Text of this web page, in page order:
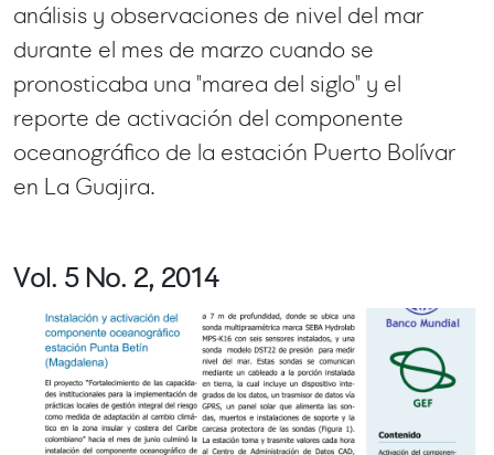
análisis y observaciones de nivel del mar
durante el mes de marzo cuando se
pronosticaba una "marea del siglo" y el
reporte de activación del componente
oceanográfico de la estación Puerto Bolívar
en La Guajira.
Vol. 5 No. 2, 2014